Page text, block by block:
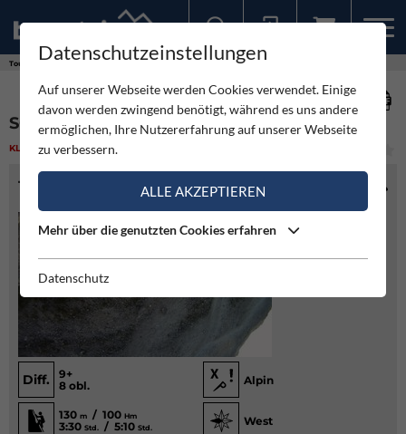
Touren
SOLO INTO THE LIGHT
KLETTERN SCHWER
TOURENINFO
Diff.
9+
8 obl.
Alpin
130 m / 100 Hm
3:30 Std. / 5:10 Std.
West
Datenschutzeinstellungen
Auf unserer Webseite werden Cookies verwendet. Einige
davon werden zwingend benötigt, während es uns andere
ermöglichen, Ihre Nutzererfahrung auf unserer Webseite
zu verbessern.
ALLE AKZEPTIEREN
Mehr über die genutzten Cookies erfahren
Datenschutz